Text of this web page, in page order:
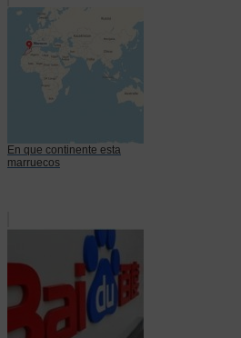
En que continente esta
marruecos